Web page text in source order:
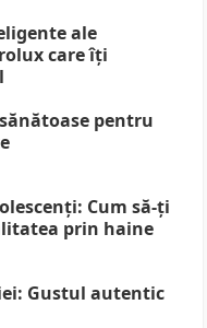
ale
care îți
pentru
Cum să-ți
prin haine
Gustul autentic